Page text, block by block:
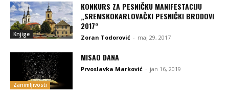
Knjige
KONKURS ZA PESNIČKU MANIFESTACIJU
„SREMSKOKARLOVAČKI PESNIČKI BRODOVI
2017“
Zoran Todorović - maj 29, 2017
Zanimljivosti
MISAO DANA
Prvoslavka Marković - jan 16, 2019